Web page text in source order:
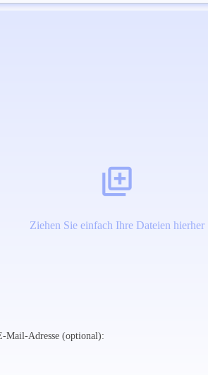
Ziehen Sie einfach Ihre Dateien hierher
Mail-Adresse (optional):